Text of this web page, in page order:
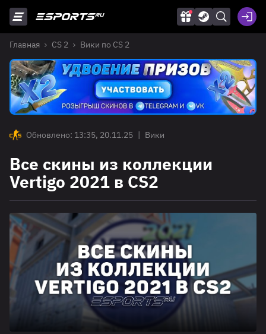
Главная CS 2 Вики по CS 2
Обновлено: 13:35, 20.11.25 | Вики
Все скины из коллекции
Vertigo 2021 в CS2